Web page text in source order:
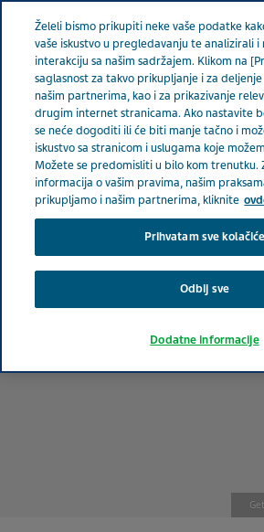
SRBIJA
Serbia Terapeutske oblasti
rizika za KVS bolesti i starenje
Smanjenje rizika
bolesti i starenje
Želeli bismo prikupiti neke vaše podatke
vaše iskustvo u pregledavanju te analizirali i
interakciju sa našim sadržajem. Klikom na
saglasnost za takvo prikupljanje i za
našim partnerima, kao i za prikazivanje
drugim internet stranicama. Ako nastavite
se neće dogoditi ili će biti manje tačno i
iskustvo sa stranicom i uslugama koje
Možete se predomisliti u bilo kom trenutku.
informacija o vašim pravima, našim
prikupljamo i našim partnerima, kliknite
Prihvatam sve kolačiće
Odbij sve
Dodatne informacije